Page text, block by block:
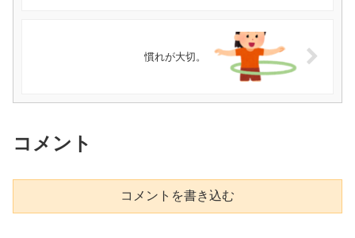
慣れが大切。
コメント
コメントを書き込む